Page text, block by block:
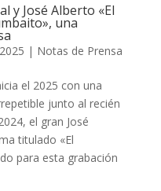
y José Alberto «El
una
| Notas de Prensa
el 2025 con una
junto al recién
el gran José
titulado «El
para esta grabación